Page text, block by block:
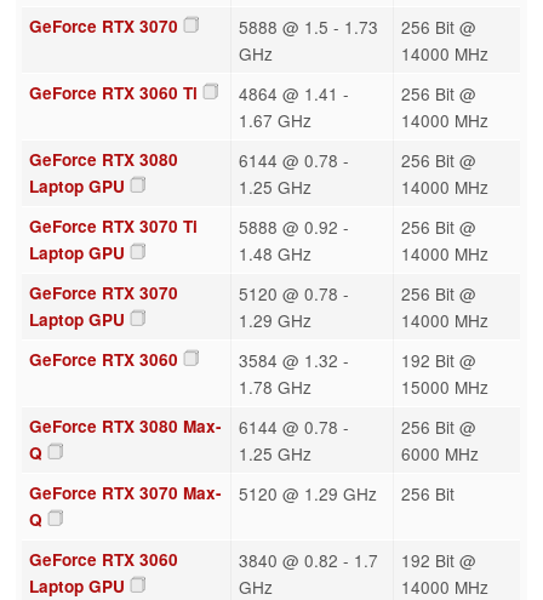
GeForce RTX 3070
5888 @ 1.5 - 1.73
GHz
256 Bit @
14000 MHz
GeForce RTX 3060 Ti
4864 @ 1.41 -
1.67 GHz
256 Bit @
14000 MHz
GeForce RTX 3080
Laptop GPU
6144 @ 0.78 -
1.25 GHz
256 Bit @
14000 MHz
GeForce RTX 3070 Ti
Laptop GPU
5888 @ 0.92 -
1.48 GHz
256 Bit @
14000 MHz
GeForce RTX 3070
Laptop GPU
5120 @ 0.78 -
1.29 GHz
256 Bit @
14000 MHz
GeForce RTX 3060
3584 @ 1.32 -
1.78 GHz
192 Bit @
15000 MHz
GeForce RTX 3080 Max-
Q
6144 @ 0.78 -
1.25 GHz
256 Bit @
6000 MHz
GeForce RTX 3070 Max-
Q
5120 @ 1.29 GHz 256 Bit
GeForce RTX 3060
Laptop GPU
3840 @ 0.82 - 1.7
GHz
192 Bit @
14000 MHz